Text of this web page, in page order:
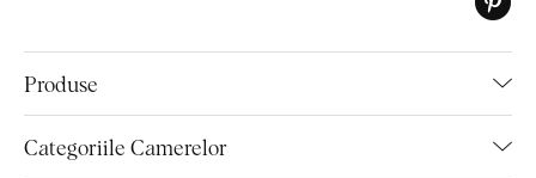
Produse
Categoriile Camerelor